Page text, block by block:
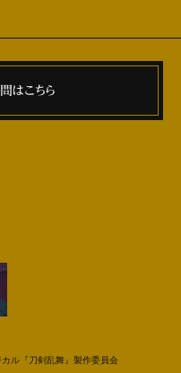
はこちら
ル『刀剣乱舞』製作委員会